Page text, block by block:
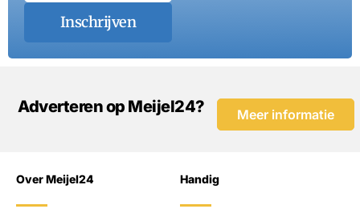
Inschrijven
Adverteren op Meijel24? Meer informatie
Over Meijel24 Handig